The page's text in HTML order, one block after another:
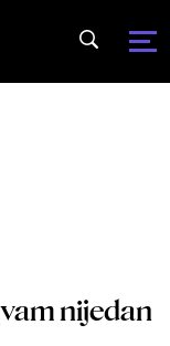
nijedan